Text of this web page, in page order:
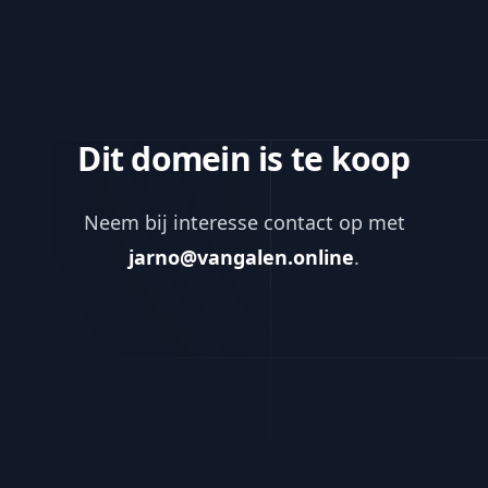
Dit domein is te koop
Neem bij interesse contact op met
jarno@vangalen.online.